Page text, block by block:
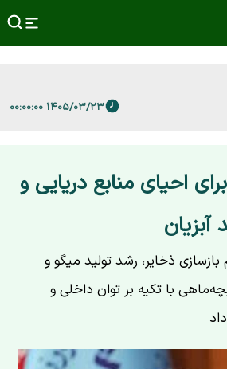
۱۴۰۵/۰۳/۲۳ ۰۰:۰۰:۰۰
احیای منابع دریایی و
ذخایر، رشد تولید میگو و
با تکیه بر توان داخلی و